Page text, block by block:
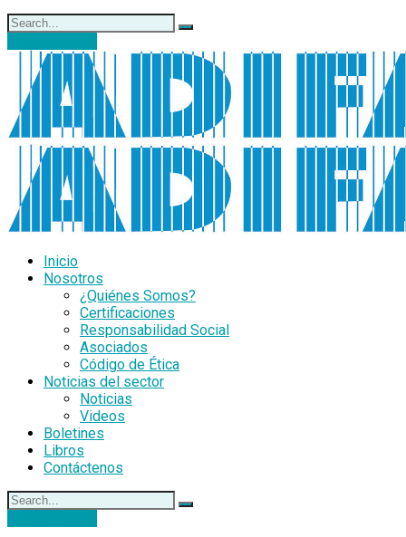
Inicio
Nosotros
¿Quiénes Somos?
Certificaciones
Responsabilidad Social
Asociados
Código de Ética
Noticias del sector
Noticias
Videos
Boletines
Libros
Contáctenos